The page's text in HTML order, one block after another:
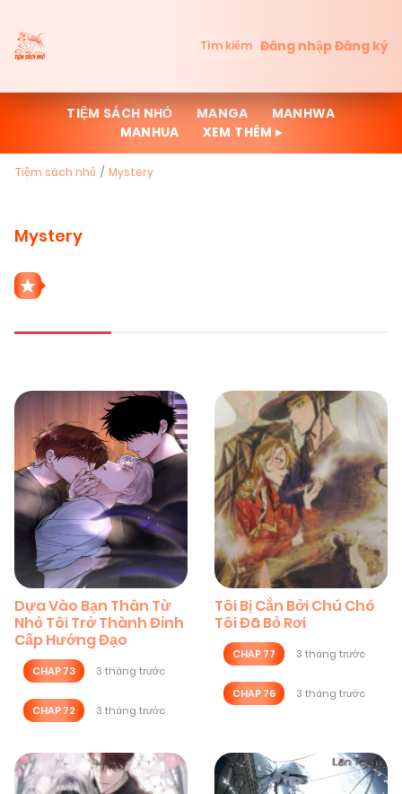
Tìm kiếm Đăng nhậpĐăng ký
TIỆM SÁCH NHỎ MANGA
MANHWA
MANHUA
XEM THÊM ▸
Tiệm sách nhỏ Mystery
Mystery
Dựa Vào Bạn Thân Từ
Nhỏ Tôi Trở Thành Đỉnh
Cấp Hướng Đạo
CHAP 73 3 tháng trước
CHAP 72 3 tháng trước
Tôi Bị Cắn Bởi Chú Chó
Tôi Đã Bỏ Rơi
CHAP 77 3 tháng trước
CHAP 76 3 tháng trước